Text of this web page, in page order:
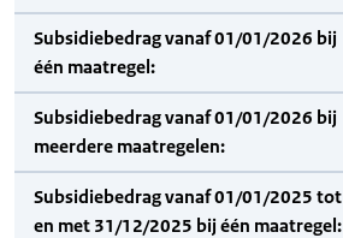
Subsidiebedrag vanaf 01/01/2026 bij
één maatregel:
Subsidiebedrag vanaf 01/01/2026 bij
meerdere maatregelen:
Subsidiebedrag vanaf 01/01/2025 tot
en met 31/12/2025 bij één maatregel: